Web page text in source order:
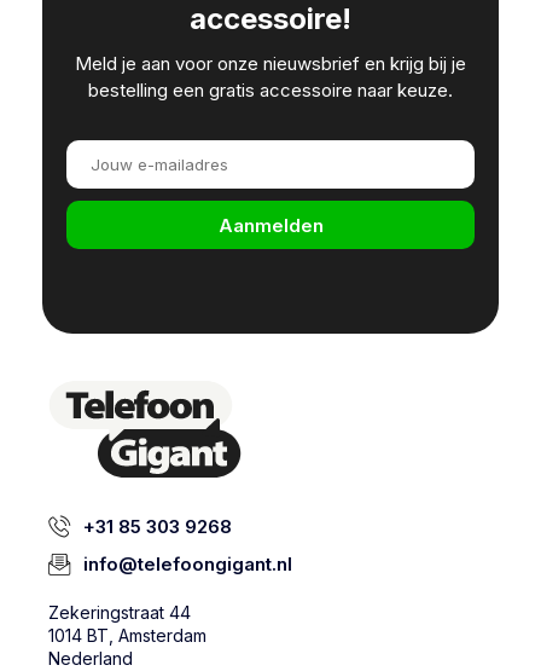
accessoire!
Meld je aan voor onze nieuwsbrief en krijg bij je
bestelling een gratis accessoire naar keuze.
Aanmelden
+31 85 303 9268
info@telefoongigant.nl
Zekeringstraat 44
1014 BT, Amsterdam
Nederland